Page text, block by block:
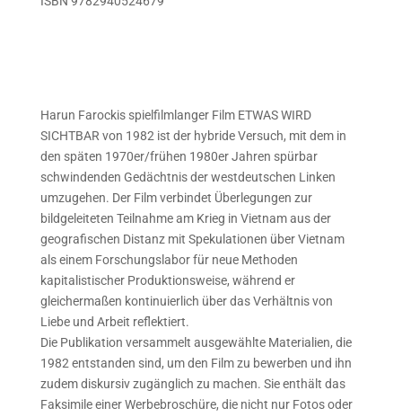
Harun Farockis spielfilmlanger Film ETWAS WIRD
SICHTBAR von 1982 ist der hybride Versuch, mit dem in
den späten 1970er/frühen 1980er Jahren spürbar
schwindenden Gedächtnis der westdeutschen Linken
umzugehen. Der Film verbindet Überlegungen zur
bildgeleiteten Teilnahme am Krieg in Vietnam aus der
geografischen Distanz mit Spekulationen über Vietnam
als einem Forschungslabor für neue Methoden
kapitalistischer Produktionsweise, während er
gleichermaßen kontinuierlich über das Verhältnis von
Liebe und Arbeit reflektiert.
Die Publikation versammelt ausgewählte Materialien, die
1982 entstanden sind, um den Film zu bewerben und ihn
zudem diskursiv zugänglich zu machen. Sie enthält das
Faksimile einer Werbebroschüre, die nicht nur Fotos oder